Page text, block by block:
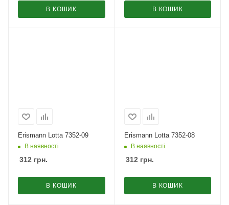
В КОШИК В КОШИК
Erismann Lotta 7352-09
В наявності
312 грн.
В КОШИК
Erismann Lotta 7352-08
В наявності
312 грн.
В КОШИК